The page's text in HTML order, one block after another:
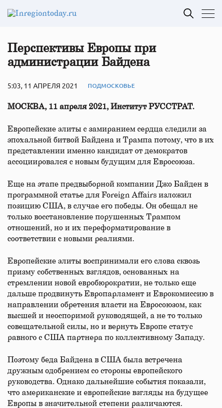
Перспективы Европы при
администрации Байдена
5:03, 11 АПРЕЛЯ 2021 ПОДМОСКОВЬЕ
МОСКВА, 11 апреля 2021, Институт РУССТРАТ.
Европейские элиты с замиранием сердца следили за
эпохальной битвой Байдена и Трампа потому, что в их
представлении именно кандидат от демократов
ассоциировался с новым будущим для Евросоюза.
Еще на этапе предвыборной компании Джо Байден в
программной статье для Foreign Affairs изложил
позицию США, в случае его победы. Он обещал не
только восстановление порушенных Трампом
отношений, но и их переформатирование в
соответствии с новыми реалиями.
Европейские элиты воспринимали его слова сквозь
призму собственных взглядов, основанных на
стремлении новой евробюрократии, не только еще
дальше продвинуть Европарламент и Еврокомиссию в
направлении обретения власти на Евросоюзом, как
высшей и неоспоримой руководящей, а не то только
совещательной силы, но и вернуть Европе статус
равного с США партнера по коллективному Западу.
Поэтому беда Байдена в США была встречена
дружным одобрением со стороны европейского
руководства. Однако дальнейшие события показали,
что американские и европейские взгляды на будущее
Европы в значительной степени различаются.